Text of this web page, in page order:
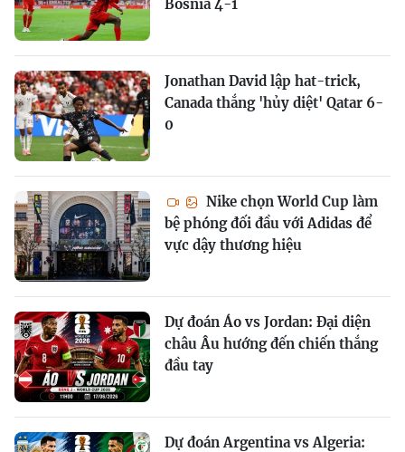
Bosnia 4-1
Jonathan David lập hat-trick,
Canada thắng 'hủy diệt' Qatar 6-
0
Nike chọn World Cup làm
bệ phóng đối đầu với Adidas để
vực dậy thương hiệu
Dự đoán Áo vs Jordan: Đại diện
châu Âu hướng đến chiến thắng
đầu tay
Dự đoán Argentina vs Algeria: